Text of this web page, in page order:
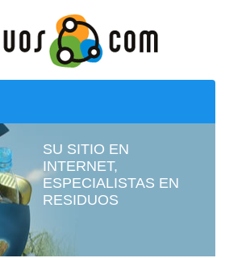
SU SITIO EN
INTERNET,
ESPECIALISTAS EN
RESIDUOS